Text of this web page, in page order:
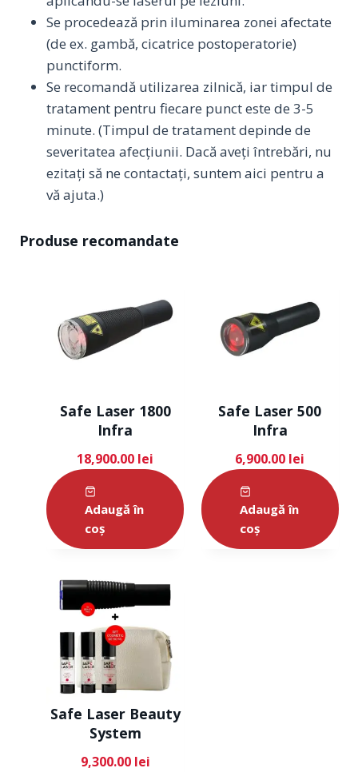
Se procedează prin iluminarea zonei afectate
(de ex. gambă, cicatrice postoperatorie)
punctiform.
Se recomandă utilizarea zilnică, iar timpul de
tratament pentru fiecare punct este de 3-5
minute. (Timpul de tratament depinde de
severitatea afecțiunii. Dacă aveți întrebări, nu
ezitați să ne contactați, suntem aici pentru a
vă ajuta.)
Produse recomandate
Safe Laser 1800
Infra
18,900.00 lei
Adaugă în
coș
Safe Laser 500
Infra
6,900.00 lei
Adaugă în
coș
Safe Laser Beauty
System
9,300.00 lei